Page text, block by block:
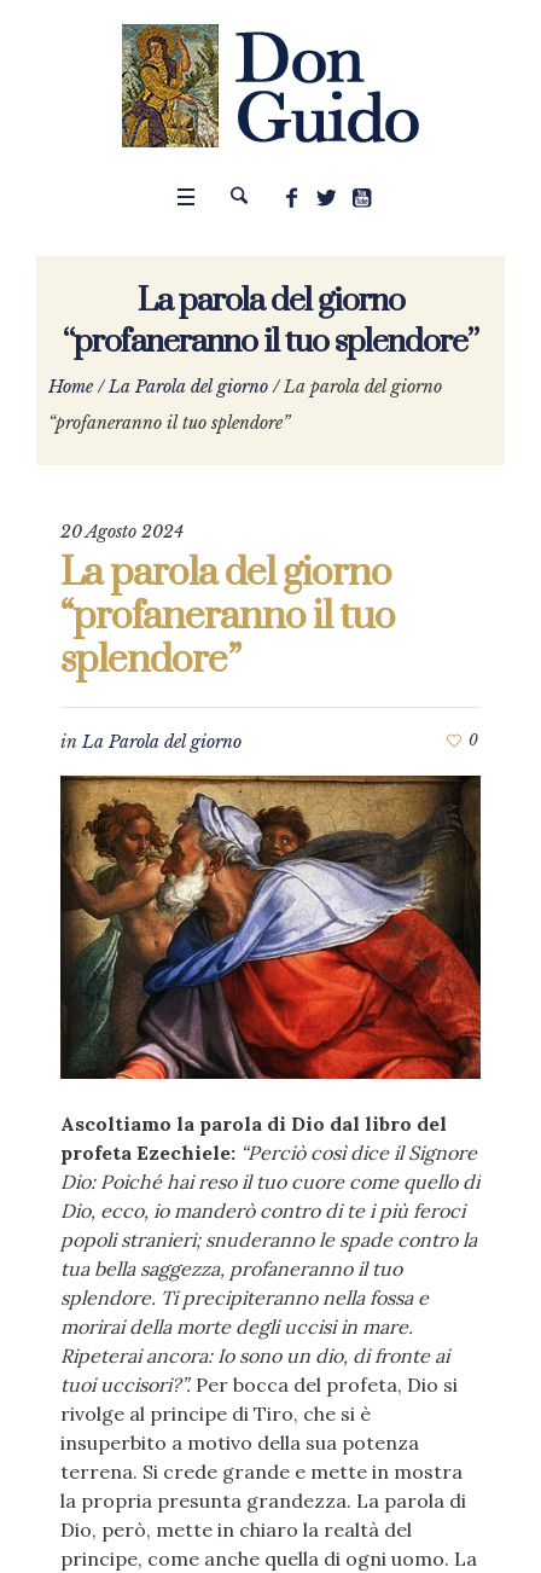
La parola del giorno
“profaneranno il tuo splendore”
Home /La Parola del giorno /La parola del giorno
“profaneranno il tuo splendore”
20 Agosto 2024
La parola del giorno
“profaneranno il tuo
splendore”
inLa Parola del giorno 0
Ascoltiamo la parola di Dio dal libro del
profeta Ezechiele: “Perciò così dice il Signore
Dio: Poiché hai reso il tuo cuore come quello di
Dio, ecco, io manderò contro di te i più feroci
popoli stranieri; snuderanno le spade contro la
tua bella saggezza, profaneranno il tuo
splendore. Ti precipiteranno nella fossa e
morirai della morte degli uccisi in mare.
Ripeterai ancora: Io sono un dio, di fronte ai
tuoi uccisori?”.Per bocca del profeta, Dio si
rivolge al principe di Tiro, che si è
insuperbito a motivo della sua potenza
terrena. Si crede grande e mette in mostra
la propria presunta grandezza. La parola di
Dio, però, mette in chiaro la realtà del
principe, come anche quella di ogni uomo. La